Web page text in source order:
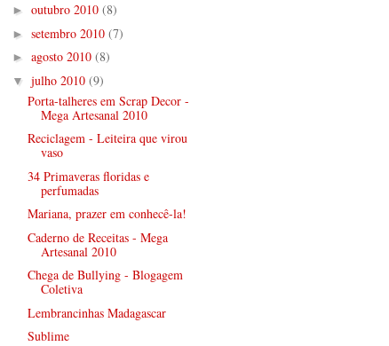
► outubro 2010 (8)
► setembro 2010 (7)
► agosto 2010 (8)
▼ julho 2010 (9)
Porta-talheres em Scrap Decor -
Mega Artesanal 2010
Reciclagem - Leiteira que virou
vaso
34 Primaveras floridas e
perfumadas
Mariana, prazer em conhecê-la!
Caderno de Receitas - Mega
Artesanal 2010
Chega de Bullying - Blogagem
Coletiva
Lembrancinhas Madagascar
Sublime